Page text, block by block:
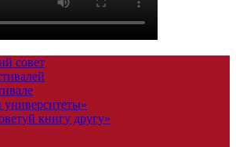
совет
книгу другу»